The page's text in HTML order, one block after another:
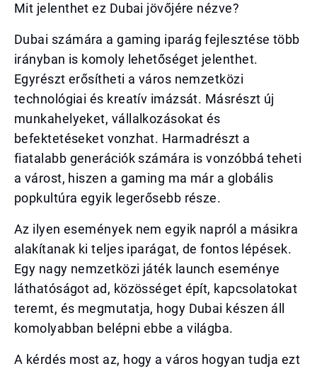
Mit jelenthet ez Dubai jövőjére nézve?
Dubai számára a gaming iparág fejlesztése több
irányban is komoly lehetőséget jelenthet.
Egyrészt erősítheti a város nemzetközi
technológiai és kreatív imázsát. Másrészt új
munkahelyeket, vállalkozásokat és
befektetéseket vonzhat. Harmadrészt a
fiatalabb generációk számára is vonzóbbá teheti
a várost, hiszen a gaming ma már a globális
popkultúra egyik legerősebb része.
Az ilyen események nem egyik napról a másikra
alakítanak ki teljes iparágat, de fontos lépések.
Egy nagy nemzetközi játék launch eseménye
láthatóságot ad, közösséget épít, kapcsolatokat
teremt, és megmutatja, hogy Dubai készen áll
komolyabban belépni ebbe a világba.
A kérdés most az, hogy a város hogyan tudja ezt